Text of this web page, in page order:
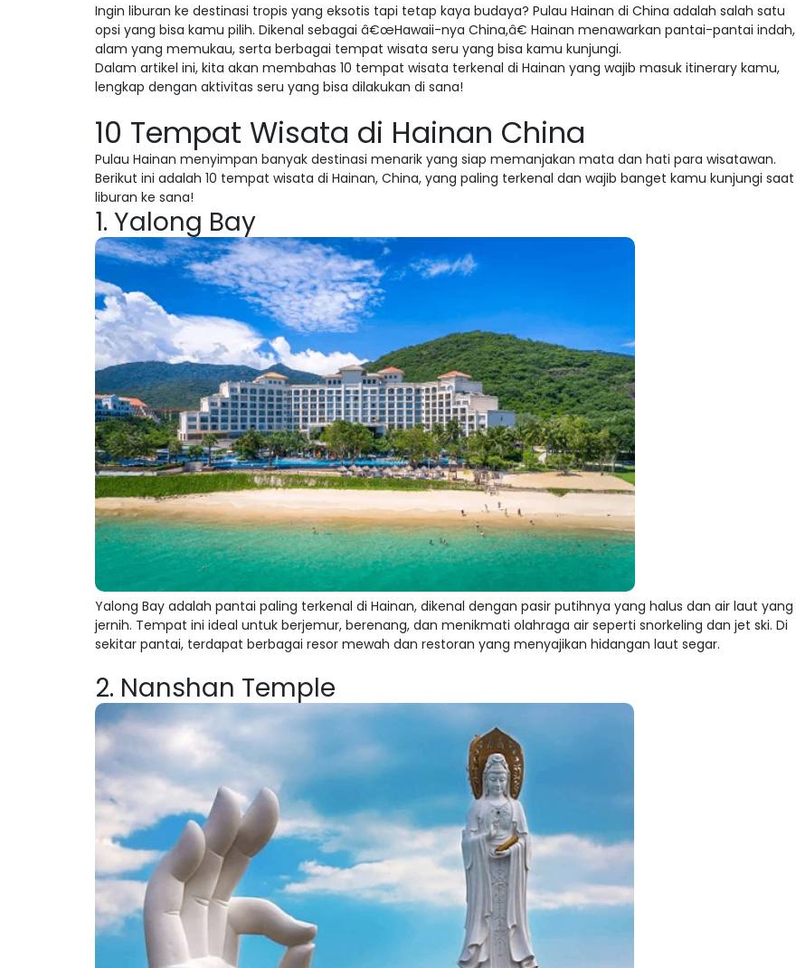
Ingin liburan ke destinasi tropis yang eksotis tapi tetap kaya budaya? Pulau Hainan di China adalah salah satu
opsi yang bisa kamu pilih. Dikenal sebagai â€œHawaii-nya China,â€ Hainan menawarkan pantai-pantai indah,
alam yang memukau, serta berbagai tempat wisata seru yang bisa kamu kunjungi.
Dalam artikel ini, kita akan membahas 10 tempat wisata terkenal di Hainan yang wajib masuk itinerary kamu,
lengkap dengan aktivitas seru yang bisa dilakukan di sana!
10 Tempat Wisata di Hainan China
Pulau Hainan menyimpan banyak destinasi menarik yang siap memanjakan mata dan hati para wisatawan.
Berikut ini adalah 10 tempat wisata di Hainan, China, yang paling terkenal dan wajib banget kamu kunjungi saat
liburan ke sana!
1. Yalong Bay
Yalong Bay adalah pantai paling terkenal di Hainan, dikenal dengan pasir putihnya yang halus dan air laut yang
jernih. Tempat ini ideal untuk berjemur, berenang, dan menikmati olahraga air seperti snorkeling dan jet ski. Di
sekitar pantai, terdapat berbagai resor mewah dan restoran yang menyajikan hidangan laut segar.
2. Nanshan Temple